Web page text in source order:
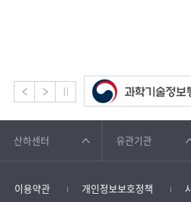
산하센터 유관기관
이용약관 개인정보보호정책